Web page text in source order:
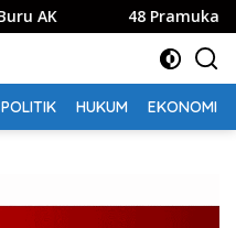
48 Pramuka Kota Palu
POLITIK HUKUM EKONOMI